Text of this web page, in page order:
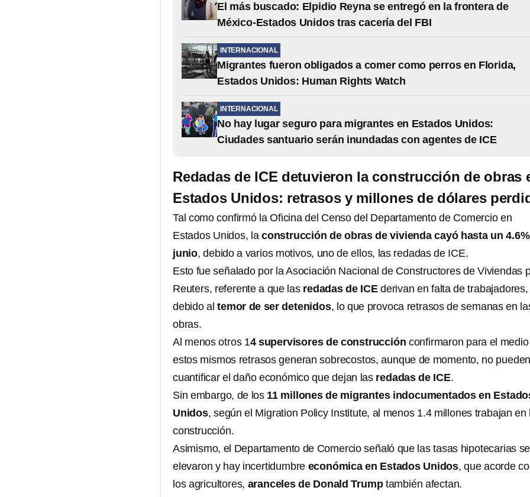
El más buscado: Elpidio Reyna se entregó en la frontera de
México-Estados Unidos tras cacería del FBI
INTERNACIONAL
Migrantes fueron obligados a comer como perros en Florida,
Estados Unidos: Human Rights Watch
INTERNACIONAL
No hay lugar seguro para migrantes en Estados Unidos:
Ciudades santuario serán inundadas con agentes de ICE
Redadas de ICE detuvieron la construcción de obras
Estados Unidos: retrasos y millones de dólares
Tal como confirmó la Oficina del Censo del Departamento de Comercio en
Estados Unidos, laconstrucción de obras de vivienda cayó hasta un
junio, debido a varios motivos, uno de ellos, las redadas de ICE.
Esto fue señalado por la Asociación Nacional de Constructores de Viviendas
Reuters, referente a que las redadas de ICEderivan en falta de trabajadores,
debido altemor de ser detenidos, lo que provoca retrasos de semanas en
obras.
Al menos otros 14 supervisores de construcción confirmaron para el
estos mismos retrasos generan sobrecostos, aunque de momento, no pueden
cuantificar el daño económico que dejan las redadas de ICE.
Sin embargo, de los 11 millones de migrantes indocumentados en
Unidos, según el Migration Policy Institute, al menos 1.4 millones trabajan en
construcción.
Asimismo, el Departamento de Comercio señaló que las tasas hipotecarias se
elevaron y hay incertidumbre económica en Estados Unidos, que acorde
los agricultores, aranceles de Donald Trump también afectan.